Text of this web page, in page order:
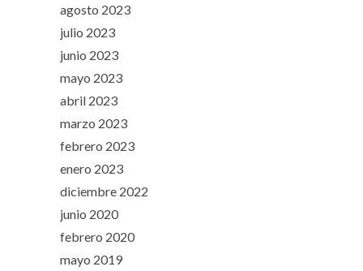
agosto 2023
julio 2023
junio 2023
mayo 2023
abril 2023
marzo 2023
febrero 2023
enero 2023
diciembre 2022
junio 2020
febrero 2020
mayo 2019